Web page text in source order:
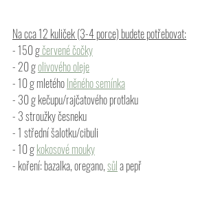
Na cca 12 kuliček (3-4 porce) budete potřebovat:
- 150 g červené čočky
- 20 g olivového oleje
- 10 g mletého lněného semínka
- 30 g kečupu/rajčatového protlaku
- 3 stroužky česneku
- 1 střední šalotku/cibuli
- 10 g kokosové mouky
- koření: bazalka, oregano, sůl a pepř